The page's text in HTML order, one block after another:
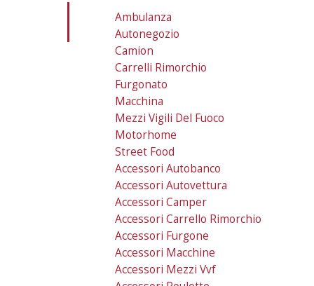
Ambulanza
Autonegozio
Camion
Carrelli Rimorchio
Furgonato
Macchina
Mezzi Vigili Del Fuoco
Motorhome
Street Food
Accessori Autobanco
Accessori Autovettura
Accessori Camper
Accessori Carrello Rimorchio
Accessori Furgone
Accessori Macchine
Accessori Mezzi Vvf